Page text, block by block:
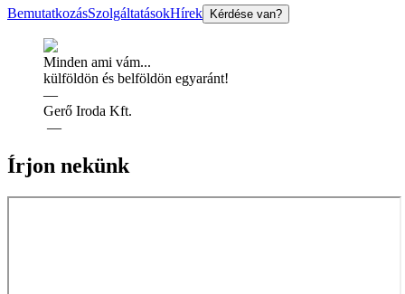
BemutatkozásSzolgáltatásokHírek Kérdése van?
Minden ami vám...
külföldön és belföldön egyaránt!
—
Gerő Iroda Kft.
—
Írjon nekünk